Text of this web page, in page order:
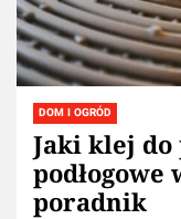
DOM I OGRÓD
Jaki klej do
poradnik